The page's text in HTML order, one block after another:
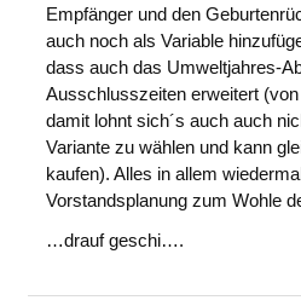
Empfänger und den
auch noch als Variable
dass auch das Umweltjahres-
Ausschlusszeiten erweitert
damit lohnt sich´s auch auch
Variante zu wählen und kann
kaufen). Alles in allem
Vorstandsplanung zum Wohle
…drauf geschi….